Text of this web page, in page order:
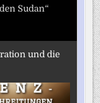
Sudan“
und die